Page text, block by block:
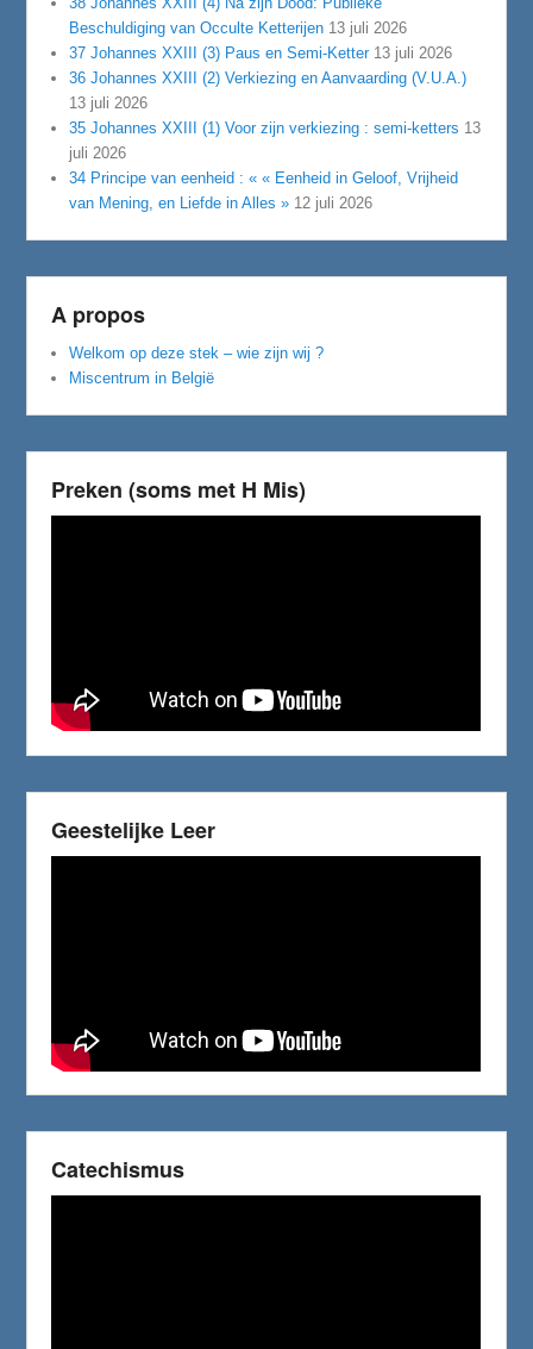
Beschuldiging van Occulte Ketterijen 13 juli 2026
37 Johannes XXIII (3) Paus en Semi-Ketter 13 juli 2026
36 Johannes XXIII (2) Verkiezing en Aanvaarding (V.U.A.)
13 juli 2026
35 Johannes XXIII (1) Voor zijn verkiezing : semi-ketters 13
juli 2026
34 Principe van eenheid : « « Eenheid in Geloof, Vrijheid
van Mening, en Liefde in Alles » 12 juli 2026
A propos
Welkom op deze stek – wie zijn wij ?
Miscentrum in België
Preken (soms met H Mis)
Geestelijke Leer
Catechismus